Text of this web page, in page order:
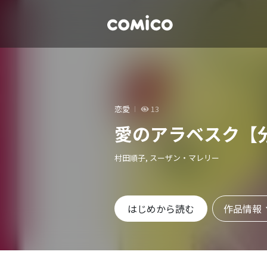
恋愛 13
愛のアラベスク【
村田順子, スーザン・マレリー
はじめから読む 作品情報